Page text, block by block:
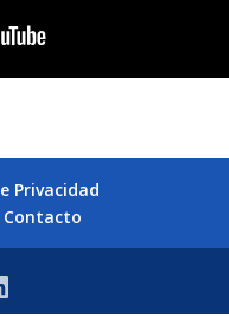
Privacidad
Contacto